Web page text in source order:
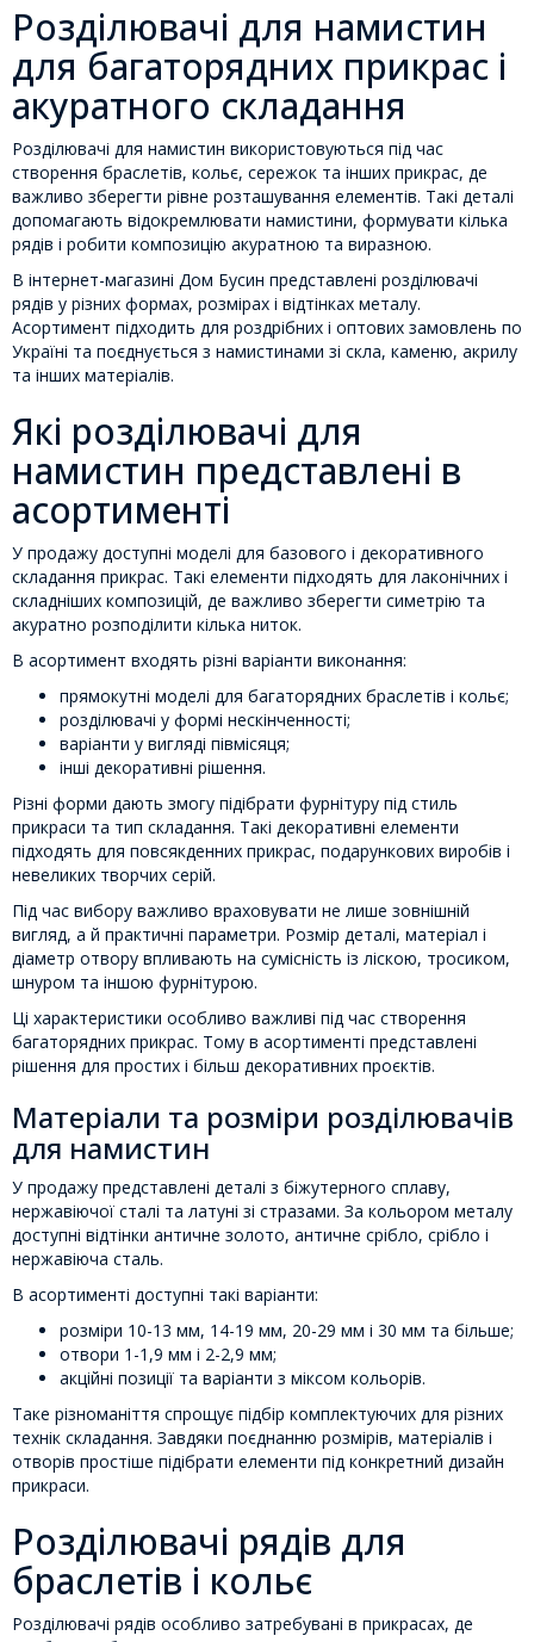
Розділювачі для намистин
для багаторядних прикрас і
акуратного складання
Розділювачі для намистин використовуються під час
створення браслетів, кольє, сережок та інших прикрас, де
важливо зберегти рівне розташування елементів. Такі деталі
допомагають відокремлювати намистини, формувати кілька
рядів і робити композицію акуратною та виразною.
В інтернет-магазині Дом Бусин представлені розділювачі
рядів у різних формах, розмірах і відтінках металу.
Асортимент підходить для роздрібних і оптових замовлень по
Україні та поєднується з намистинами зі скла, каменю, акрилу
та інших матеріалів.
Які розділювачі для
намистин представлені в
асортименті
У продажу доступні моделі для базового і декоративного
складання прикрас. Такі елементи підходять для лаконічних і
складніших композицій, де важливо зберегти симетрію та
акуратно розподілити кілька ниток.
В асортимент входять різні варіанти виконання:
прямокутні моделі для багаторядних браслетів і кольє;
розділювачі у формі нескінченності;
варіанти у вигляді півмісяця;
інші декоративні рішення.
Різні форми дають змогу підібрати фурнітуру під стиль
прикраси та тип складання. Такі декоративні елементи
підходять для повсякденних прикрас, подарункових виробів і
невеликих творчих серій.
Під час вибору важливо враховувати не лише зовнішній
вигляд, а й практичні параметри. Розмір деталі, матеріал і
діаметр отвору впливають на сумісність із ліскою, тросиком,
шнуром та іншою фурнітурою.
Ці характеристики особливо важливі під час створення
багаторядних прикрас. Тому в асортименті представлені
рішення для простих і більш декоративних проєктів.
Матеріали та розміри розділювачів
для намистин
У продажу представлені деталі з біжутерного сплаву,
нержавіючої сталі та латуні зі стразами. За кольором металу
доступні відтінки античне золото, античне срібло, срібло і
нержавіюча сталь.
В асортименті доступні такі варіанти:
розміри 10-13 мм, 14-19 мм, 20-29 мм і 30 мм та більше;
отвори 1-1,9 мм і 2-2,9 мм;
акційні позиції та варіанти з міксом кольорів.
Таке різноманіття спрощує підбір комплектуючих для різних
технік складання. Завдяки поєднанню розмірів, матеріалів і
отворів простіше підібрати елементи під конкретний дизайн
прикраси.
Розділювачі рядів для
браслетів і кольє
Розділювачі рядів особливо затребувані в прикрасах, де